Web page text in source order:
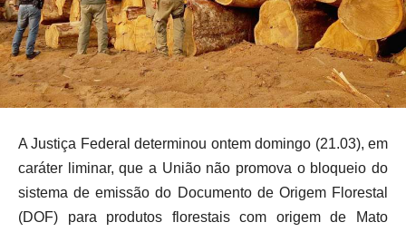
A Justiça Federal determinou ontem domingo (21.03), em
caráter liminar, que a União não promova o bloqueio do
sistema de emissão do Documento de Origem Florestal
(DOF) para produtos florestais com origem de Mato